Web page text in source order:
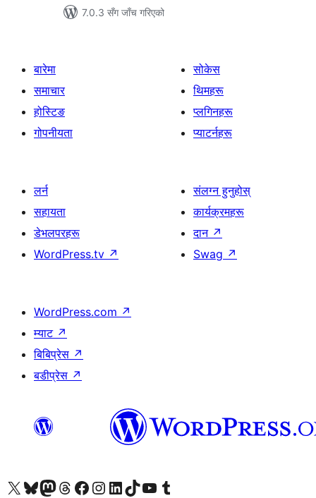
7.0.3 सँग जाँच गरिएको
बारेमा
समाचार
होस्टिङ
गोपनीयता
सोकेस
थिमहरू
प्लगिनहरू
प्याटर्नहरू
लर्न
सहायता
डेभलपरहरू
WordPress.tv ↗
संलग्न हुनुहोस्
कार्यक्रमहरू
दान ↗
Swag ↗
WordPress.com ↗
म्याट ↗
बिबिप्रेस ↗
बडीप्रेस ↗
हाम्रो X (पहिले ट्विटर) खातामा जानुहोस्
हाम्रो Bluesky खाता भ्रमण गर्नुहोस्
हाम्रो म्यास्टोडन खाता भ्रमण गर्नुहोस्
हाम्रो थ्रेड्स खातामा जानुहोस्
हाम्रो फेसबुक पेजमा जानुहोस्
हाम्रो इन्स्टाग्राम खातामा जानुहोस्
हाम्रो लिङ्क्डइन खातामा जानुहोस्
हाम्रो TikTok खाता भ्रमण गर्नुहोस्
हाम्रो युट्युब च्यानलमा जानुहोस्
हाम्रो टम्बलर खाता भ्रमण गर्नुहोस्